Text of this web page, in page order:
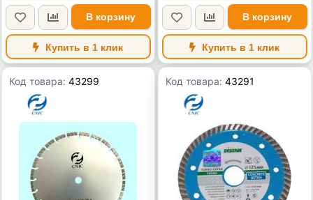
В корзину
Купить в 1 клик
В корзину
Купить в 1 клик
Код товара:43299 Код товара:43291